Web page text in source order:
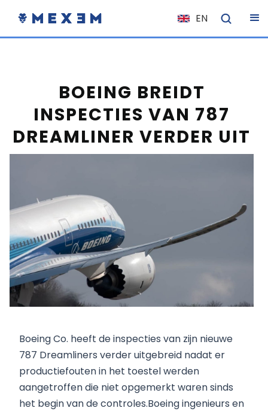
EN
NL
ES
DE
EL
PL
CS
BOEING BREIDT
INSPECTIES VAN 787
DREAMLINER VERDER UIT
Boeing Co. heeft de inspecties van zijn nieuwe
787 Dreamliners verder uitgebreid nadat er
productiefouten in het toestel werden
aangetroffen die niet opgemerkt waren sinds
het begin van de controles.Boeing ingenieurs en